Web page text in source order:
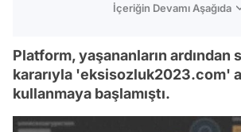
İçeriğin Devamı Aşağıda
Platform, yaşananların
kararıyla 'eksisozluk2023.com'
kullanmaya başlamıştı.